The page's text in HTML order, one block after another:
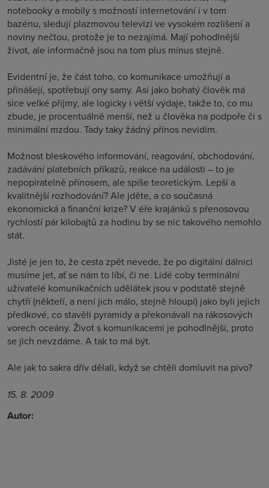
notebooky a mobily s možností internetování i v tom
bazénu, sledují plazmovou televizi ve vysokém rozlišení a
noviny nečtou, protože je to nezajímá. Mají pohodlnější
život, ale informačně jsou na tom plus mínus stejně.
Evidentní je, že část toho, co komunikace umožňují a
přinášejí, spotřebují ony samy. Asi jako bohatý člověk má
sice velké příjmy, ale logicky i větší výdaje, takže to, co mu
zbude, je procentuálně menší, než u člověka na podpoře či s
minimální mzdou. Tady taky žádný přínos nevidím.
Možnost bleskového informování, reagování, obchodování,
zadávání platebních příkazů, reakce na události – to je
nepopiratelně přínosem, ale spíše teoretickým. Lepší a
kvalitnější rozhodování? Ale jděte, a co současná
ekonomická a finanční krize? V éře krajánků s přenosovou
rychlostí pár kilobajtů za hodinu by se nic takového nemohlo
stát.
Jisté je jen to, že cesta zpět nevede, že po digitální dálnici
musíme jet, ať se nám to líbí, či ne. Lidé coby terminální
uživatelé komunikačních udělátek jsou v podstatě stejně
chytří (někteří, a není jich málo, stejně hloupí) jako byli jejich
předkové, co stavěli pyramidy a překonávali na rákosových
vorech oceány. Život s komunikacemi je pohodlnější, proto
se jich nevzdáme. A tak to má být.
Ale jak to sakra dřív dělali, když se chtěli domluvit na pivo?
15. 8. 2009
Autor: